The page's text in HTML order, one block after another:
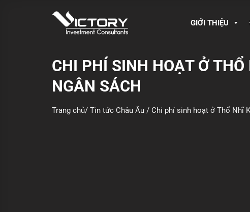
GIỚI THIỆU
CHI PHÍ SINH HOẠT Ở
NGÂN SÁCH
Trang chủ/ Tin tức Châu Âu / Chi phí sinh hoạt ở Thổ Nhĩ